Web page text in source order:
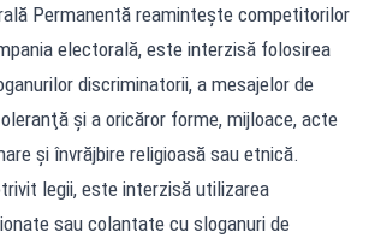
Permanentă reaminteşte competitorilor
electorală, este interzisă folosirea
discriminatorii, a mesajelor de
şi a oricăror forme, mijloace, acte
şi învrăjbire religioasă sau etnică.
legii, este interzisă utilizarea
sau colantate cu sloganuri de